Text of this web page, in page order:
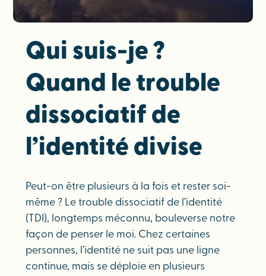
Qui suis-je ?
Quand le trouble
dissociatif de
l’identité divise
Peut-on être plusieurs à la fois et rester soi-
même ? Le trouble dissociatif de l’identité
(TDI), longtemps méconnu, bouleverse notre
façon de penser le moi. Chez certaines
personnes, l’identité ne suit pas une ligne
continue, mais se déploie en plusieurs